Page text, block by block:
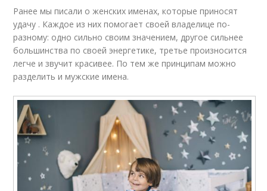
Ранее мы писали о женских именах, которые приносят
удачу . Каждое из них помогает своей владелице по-
разному: одно сильно своим значением, другое сильнее
большинства по своей энергетике, третье произносится
легче и звучит красивее. По тем же принципам можно
разделить и мужские имена.